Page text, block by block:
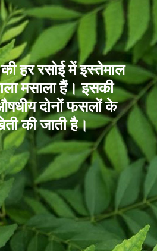
हर रसोई में इस्तेमाल
मसाला हैं। इसकी
दोनों फसलों के
की जाती है।